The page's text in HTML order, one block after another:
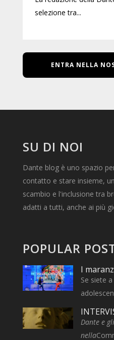
selezione tra...
ENTRA NELLA
SU DI NOI
Dante blog è uno spazio
contatto e stare insieme,
scambio e l'inclusione tra
adatti a tutti, anche ai più
POPULAR
I
Se siete
Dante e
nella